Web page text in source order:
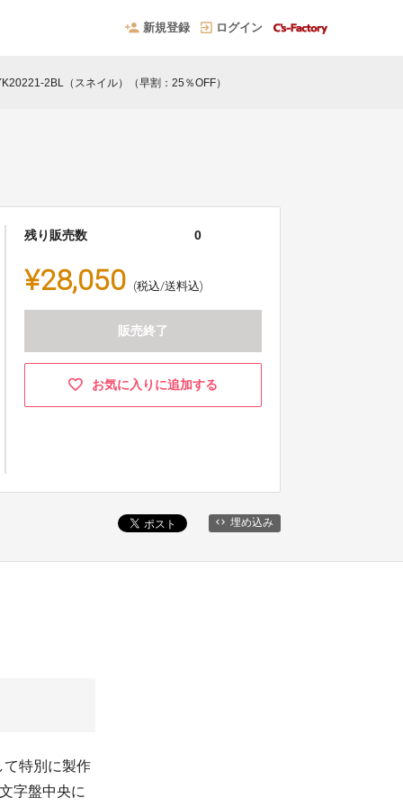
新規登録 ログイン
2BL（スネイル）（早割：25％OFF）
残り販売数 0
¥28,050 (税込/送料込)
販売終了
お気に入りに追加する
埋め込み
て特別に製作
字盤中央に